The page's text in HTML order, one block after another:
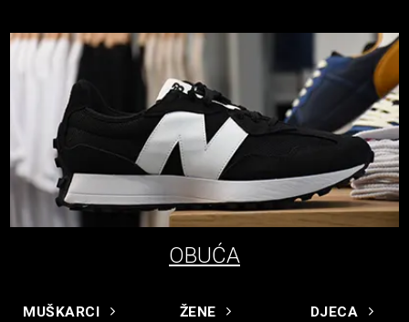
OBUĆA
MUŠKARCI ŽENE DJECA